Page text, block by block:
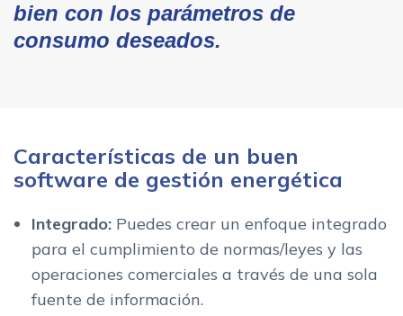
bien con los parámetros de
consumo deseados.
Características de un buen
software de gestión energética
Integrado: Puedes crear un enfoque integrado
para el cumplimiento de normas/leyes y las
operaciones comerciales a través de una sola
fuente de información.